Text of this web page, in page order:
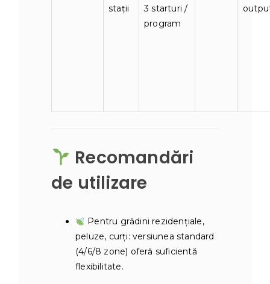
stații
3 starturi /
program
Recomandări
de utilizare
Pentru grădini rezidențiale,
peluze, curți: versiunea standard
(4/6/8 zone) oferă suficientă
flexibilitate.